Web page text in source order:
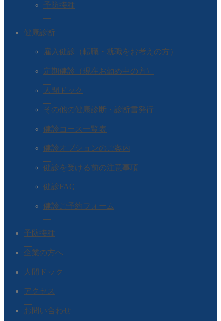
予防接種
健康診断
雇入健診（転職・就職をお考えの方）
定期健診（現在お勤め中の方）
人間ドック
その他の健康診断・診断書発行
健診コース一覧表
健診オプションのご案内
健診を受ける前の注意事項
健診FAQ
健診ご予約フォーム
予防接種
企業の方へ
人間ドック
アクセス
お問い合わせ